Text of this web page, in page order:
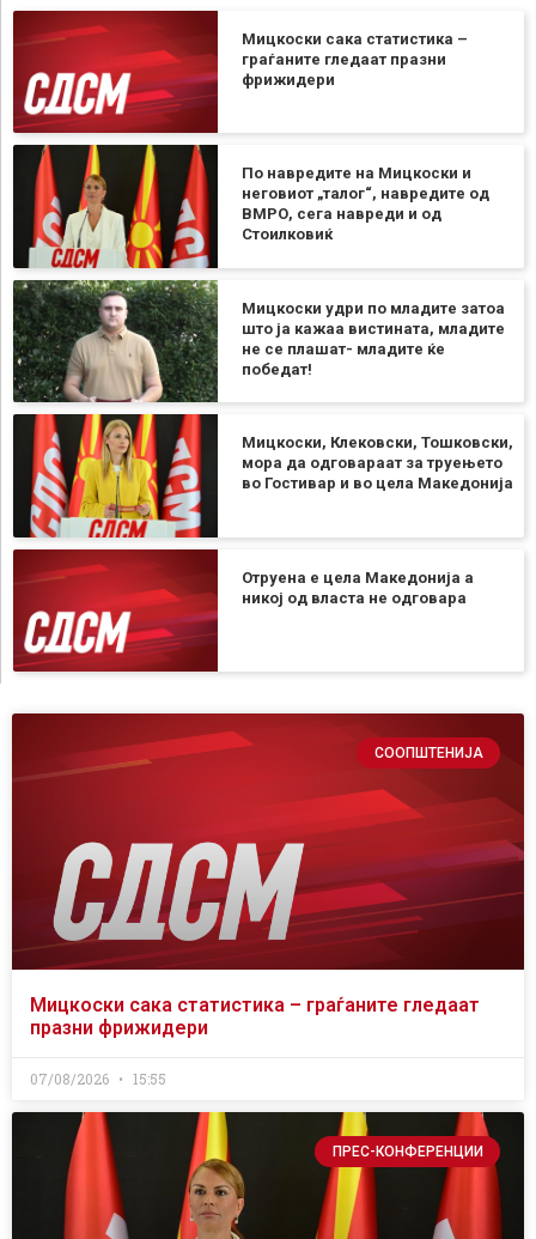
Мицкоски сака статистика –
граѓаните гледаат празни
фрижидери
По навредите на Мицкоски и
неговиот „талог“, навредите од
ВМРО, сега навреди и од
Стоилковиќ
Мицкоски удри по младите затоа
што ја кажаа вистината, младите
не се плашат- младите ќе
победат!
Мицкоски, Клековски, Тошковски,
мора да одговараат за труењето
во Гостивар и во цела Македонија
Отруена е цела Македонија а
никој од власта не одговара
СООПШТЕНИЈА
Мицкоски сака статистика – граѓаните гледаат
празни фрижидери
07/08/2026 15:55
ПРЕС-КОНФЕРЕНЦИИ